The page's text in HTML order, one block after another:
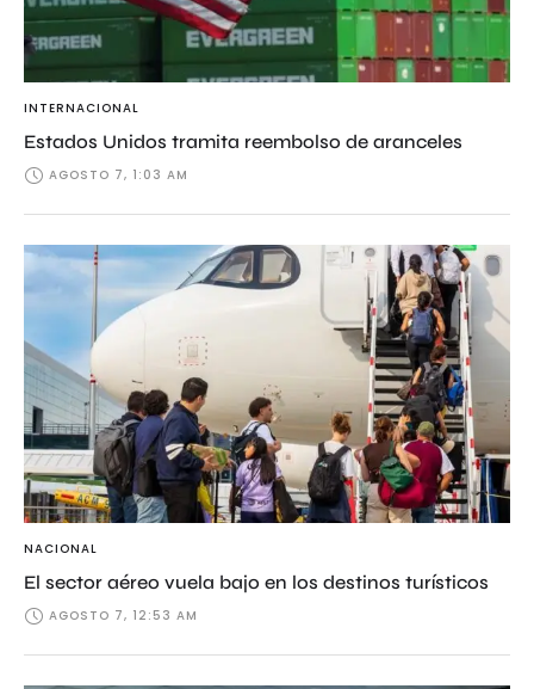
INTERNACIONAL
Estados Unidos tramita reembolso de aranceles
AGOSTO 7, 1:03 AM
NACIONAL
El sector aéreo vuela bajo en los destinos turísticos
AGOSTO 7, 12:53 AM